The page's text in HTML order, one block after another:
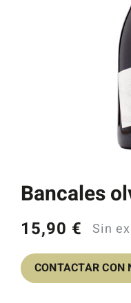
Catas y Actividades
Bancales
15,90 € Sin
CONTACTAR CON